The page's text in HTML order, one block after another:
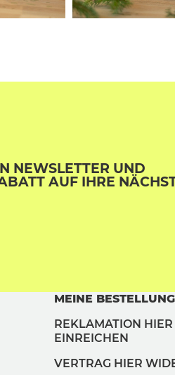
NEWSLETTER UND
AUF IHRE
MEINE BESTELLUNG
REKLAMATION HIER
EINREICHEN
VERTRAG HIER